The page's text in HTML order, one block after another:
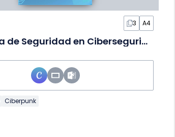
3 A4
Infografía de Seguridad en Ciberseguridad
Ciberpunk